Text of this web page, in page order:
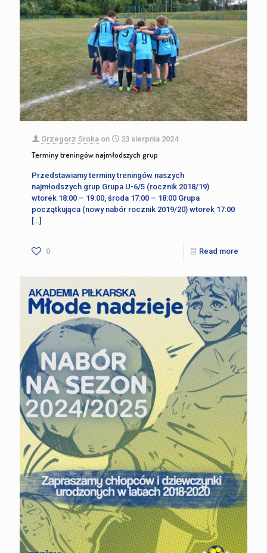
Grzegorz Sroka on 23 sierpnia 2024
Terminy treningów najmłodszych grup
Przedstawiamy terminy treningów naszych
najmłodszych grup Grupa U-6/5 (rocznik 2018/19)
wtorek 18:00 – 19:00, środa 17:00 – 18:00 Grupa
początkująca (nowy nabór rocznik 2019/20) wtorek 17:00
[…]
0 Read more